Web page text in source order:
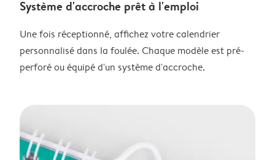
Système d'accroche prêt à l'emploi
Une fois réceptionné, affichez votre calendrier
personnalisé dans la foulée. Chaque modèle est pré-
perforé ou équipé d'un système d'accroche.